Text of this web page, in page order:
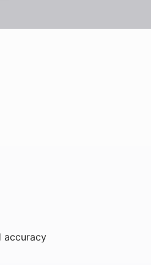
accuracy